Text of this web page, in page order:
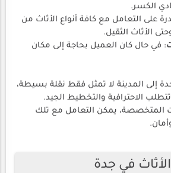
الكسر.
على التعامل مع كافة أنواع الأثاث من
الأثاث الثقيل.
: في حال كان العميل بحاجة إلى مكان
إلى المدينة لا تمثل فقط نقلة بسيطة،
الاحترافية والتخطيط الجيد.
المتخصصة، يمكن التعامل مع تلك
في جدة